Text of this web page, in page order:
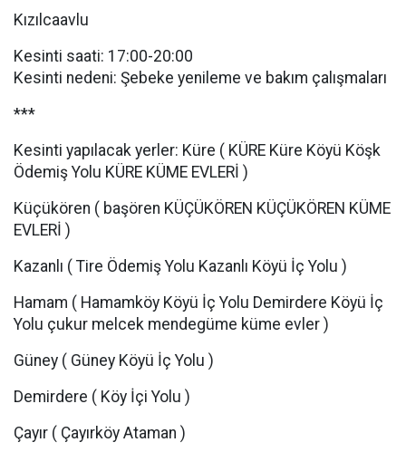
Kızılcaavlu
Kesinti saati: 17:00-20:00
Kesinti nedeni: Şebeke yenileme ve bakım çalışmaları
***
Kesinti yapılacak yerler: Küre ( KÜRE Küre Köyü Köşk
Ödemiş Yolu KÜRE KÜME EVLERİ )
Küçükören ( başören KÜÇÜKÖREN KÜÇÜKÖREN KÜME
EVLERİ )
Kazanlı ( Tire Ödemiş Yolu Kazanlı Köyü İç Yolu )
Hamam ( Hamamköy Köyü İç Yolu Demirdere Köyü İç
Yolu çukur melcek mendegüme küme evler )
Güney ( Güney Köyü İç Yolu )
Demirdere ( Köy İçi Yolu )
Çayır ( Çayırköy Ataman )